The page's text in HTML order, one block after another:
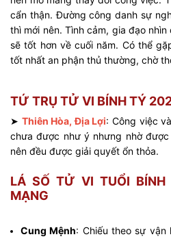
cẩn thận. Đường công danh sự
thì mới nên. Tình cảm, gia đạo
sẽ tốt hơn về cuối năm. Có thể
tốt nhất an phận thủ thường, chờ
TỨ TRỤ TỬ VI BÍNH TÝ
➤ Thiên Hòa, Địa Lợi: Công việc
chưa được như ý nhưng nhờ
nên đều được giải quyết ổn thỏa.
LÁ SỐ TỬ VI TUỔI
MẠNG
Cung Mệnh: Chiếu theo sự vận